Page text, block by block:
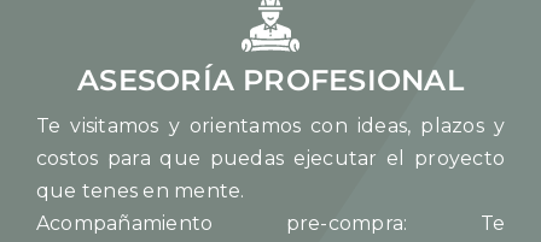
ASESORÍA PROFESIONAL
Te visitamos y orientamos con ideas, plazos y
costos para que puedas ejecutar el proyecto
que tenes en mente.
Acompañamiento pre-compra: Te